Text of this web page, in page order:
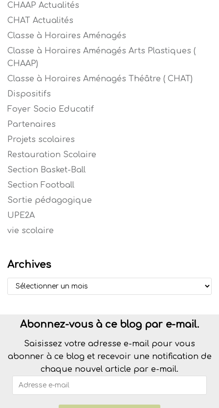
CHAAP Actualités
CHAT Actualités
Classe à Horaires Aménagés
Classe à Horaires Aménagés Arts Plastiques (
CHAAP)
Classe à Horaires Aménagés Théâtre ( CHAT)
Dispositifs
Foyer Socio Educatif
Partenaires
Projets scolaires
Restauration Scolaire
Section Basket-Ball
Section Football
Sortie pédagogique
UPE2A
vie scolaire
Archives
Abonnez-vous à ce blog par e-mail.
Saisissez votre adresse e-mail pour vous
abonner à ce blog et recevoir une notification de
chaque nouvel article par e-mail.